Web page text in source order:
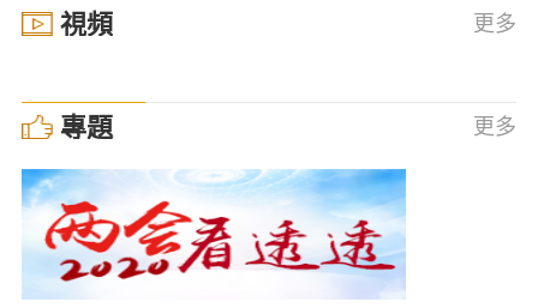
視頻 更多
專題 更多